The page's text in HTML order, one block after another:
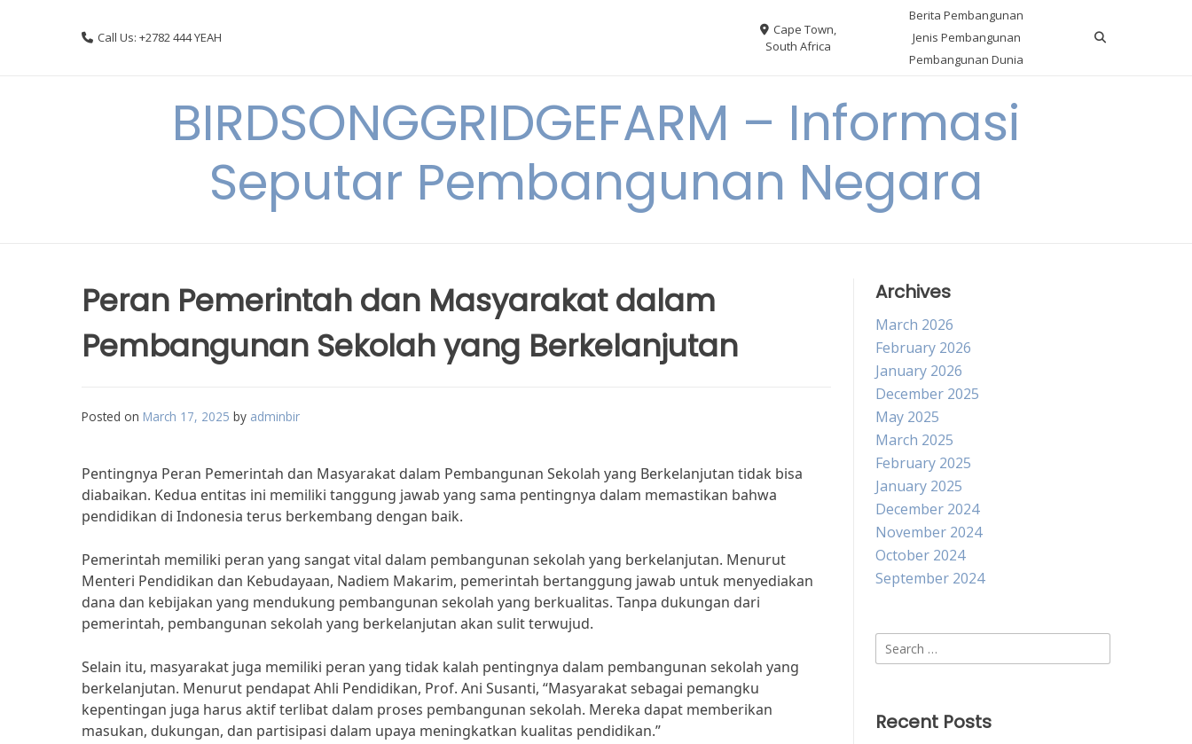
Call Us: +2782 444 YEAH
Cape Town,
South Africa
Berita Pembangunan
Jenis Pembangunan
Pembangunan Dunia
BIRDSONGGRIDGEFARM – Informasi
Seputar Pembangunan Negara
Peran Pemerintah dan Masyarakat dalam
Pembangunan Sekolah yang Berkelanjutan
Posted on March 17, 2025 by adminbir
Pentingnya Peran Pemerintah dan Masyarakat dalam Pembangunan Sekolah yang Berkelanjutan tidak bisa
diabaikan. Kedua entitas ini memiliki tanggung jawab yang sama pentingnya dalam memastikan bahwa
pendidikan di Indonesia terus berkembang dengan baik.
Pemerintah memiliki peran yang sangat vital dalam pembangunan sekolah yang berkelanjutan. Menurut
Menteri Pendidikan dan Kebudayaan, Nadiem Makarim, pemerintah bertanggung jawab untuk menyediakan
dana dan kebijakan yang mendukung pembangunan sekolah yang berkualitas. Tanpa dukungan dari
pemerintah, pembangunan sekolah yang berkelanjutan akan sulit terwujud.
Selain itu, masyarakat juga memiliki peran yang tidak kalah pentingnya dalam pembangunan sekolah yang
berkelanjutan. Menurut pendapat Ahli Pendidikan, Prof. Ani Susanti, “Masyarakat sebagai pemangku
kepentingan juga harus aktif terlibat dalam proses pembangunan sekolah. Mereka dapat memberikan
masukan, dukungan, dan partisipasi dalam upaya meningkatkan kualitas pendidikan.”
Archives
March 2026
February 2026
January 2026
December 2025
May 2025
March 2025
February 2025
January 2025
December 2024
November 2024
October 2024
September 2024
Search
for:
Recent Posts